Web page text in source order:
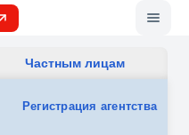
Частным лицам
Регистрация агентства